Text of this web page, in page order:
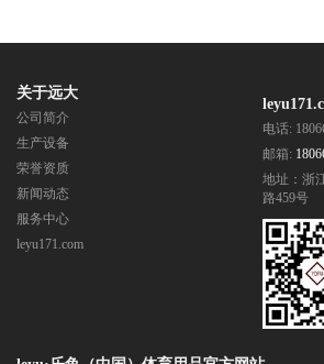
关于远大
公司简介
生产设备
荣誉资质
新闻动态
服务中心
leyu171.com
电话:
邮箱:
地址：浙
路459号